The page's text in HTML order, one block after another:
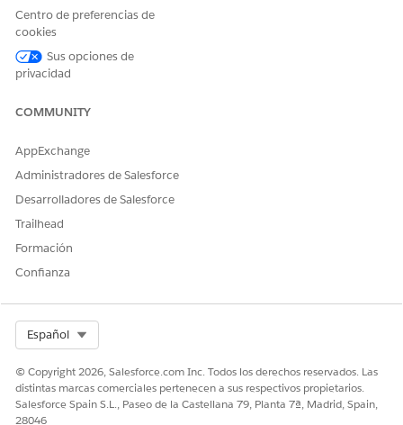
Seleccione el estado de la solicitud.
Seleccione una medicación o un código de
medicación.
completa de campos.
Del mismo modo, puede seguir estos pasos para agregar
de paciente.
¡Háganos saber cómo podemos mejorar!
Centro de preferencias de
cookies
Sus opciones de
privacidad
COMMUNITY
AppExchange
Administradores de Salesforce
Desarrolladores de Salesforce
Trailhead
Formación
Confianza
Español
© Copyright 2026, Salesforce.com Inc. Todos los derechos reservados. Las
distintas marcas comerciales pertenecen a sus respectivos propietarios.
Salesforce Spain S.L., Paseo de la Castellana 79, Planta 7ª, Madrid, Spain,
28046